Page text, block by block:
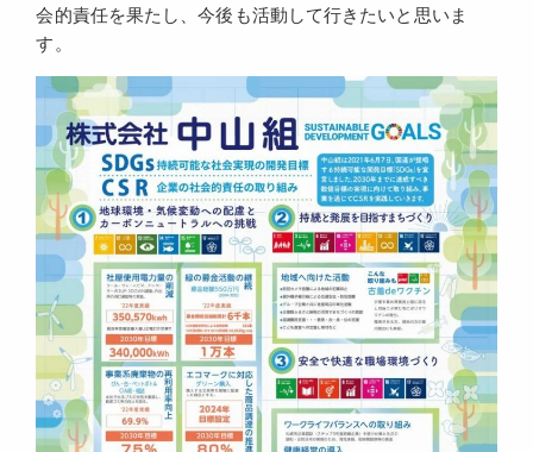
会的責任を果たし、今後も活動して行きたいと思いま
す。